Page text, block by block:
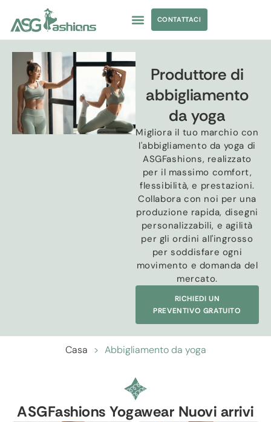
CONTATTACI
Produttore di
abbigliamento
da yoga
Migliora il tuo marchio con
l'abbigliamento da yoga di
ASGFashions, realizzato
per il massimo comfort,
flessibilità, e prestazioni.
Collabora con noi per una
produzione rapida, disegni
personalizzabili, e agilità
per gli ordini all'ingrosso
per soddisfare ogni
movimento e domanda del
mercato.
RICHIEDI UN
PREVENTIVO GRATUITO
Casa > Abbigliamento da yoga
ASGFashions Yogawear Nuovi arrivi